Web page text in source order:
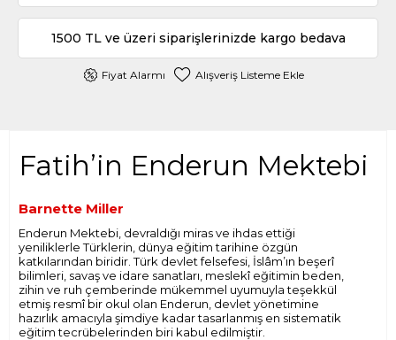
1500 TL ve üzeri siparişlerinizde kargo bedava
Fiyat Alarmı Alışveriş Listeme Ekle
Fatih’in Enderun Mektebi
Barnette Miller
Enderun Mektebi, devraldığı miras ve ihdas ettiği
yeniliklerle Türklerin, dünya eğitim tarihine özgün
katkılarından biridir. Türk devlet felsefesi, İslâm’ın beşerî
bilimleri, savaş ve idare sanatları, meslekî eğitimin beden,
zihin ve ruh çemberinde mükemmel uyumuyla teşekkül
etmiş resmî bir okul olan Enderun, devlet yönetimine
hazırlık amacıyla şimdiye kadar tasarlanmış en sistematik
eğitim tecrübelerinden biri kabul edilmiştir.